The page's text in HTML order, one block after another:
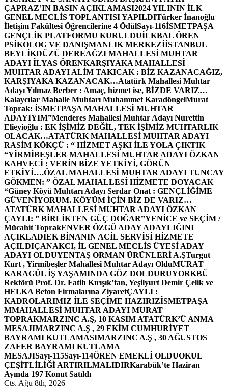
ÇAPRAZ’IN BASIN AÇIKLAMASI2024 YILININ İLK
GENEL MECLİS TOPLANTISI YAPILDITürker İnanoğlu
İletişim Fakültesi Öğrencilerine 4 ÖdülSayı-116İSMETPAŞA
GENÇLİK PLATFORMU KURULDUİLKBAL ÖREN
PSİKOLOG VE DANIŞMANLIK MERKEZİİSTANBUL
BEYLİKDÜZÜ DEREAĞZI MAHALLESİ MUHTAR
ADAYI İLYAS ÖRENKARŞIYAKA MAHALLESİ
MUHTAR ADAYI ALİM TAKICAK : BİZ KAZANACAĞIZ,
KARŞIYAKA KAZANACAK…Atatürk Mahallesi Muhtar
Adayı Yılmaz Berber : Amaç, hizmet ise, BİZDE VARIZ…
Kalaycılar Mahalle Muhtarı Muhammet KaradöngelMurat
Toprak: İSMETPAŞA MAHALLESİ MUHTAR
ADAYIYIM”Menderes Mahallesi Muhtar Adayı Nurettin
Elieyioğlu : EK İŞİMİZ DEĞİL, TEK İŞİMİZ MUHTARLIK
OLACAK…ATATÜRK MAHALLESİ MUHTAR ADAYI
RASİM KÖKÇÜ : “ HİZMET AŞKI İLE YOLA ÇIKTIK
“YİRMİBEŞLER MAHALLESİ MUHTAR ADAYI ÖZKAN
KAHVECİ : VERİN BİZE YETKİYİ, GÖRÜN
ETKİYİ….ÖZAL MAHALLESİ MUHTAR ADAYI TUNCAY
GÖKMEN: ” ÖZAL MAHALLESİ HİZMETE DOYACAK
“Güney Köyü Muhtarı Adayı Serdar Onat : GENÇLİĞİME
GÜVENİYORUM. KÖYÜM İÇİN BİZ DE VARIZ…
ATATÜRK MAHALLESİ MUHTAR ADAYI ÖZKAN
ÇAYLI: ” BİRLİKTEN GÜÇ DOĞAR”YENİCE ve SEÇİM /
Mücahit ToprakENVER ÖZGÜ ADAY ADAYLIĞINI
AÇIKLADIEK BİNANIN ACİL SERVİSİ HİZMETE
AÇILDIÇANAKCI, İL GENEL MECLİS ÜYESİ ADAY
ADAYI OLDUYENTAŞ ORMAN ÜRÜNLERİ A.ŞTurgut
Kurt , Yirmibeşler Mahallesi Muhtar Adayı OlduMURAT
KARAGÜL İŞ YAŞAMINDA GÖZ DOLDURUYORKBÜ
Rektörü Prof. Dr. Fatih Kırışık’tan, Yeşilyurt Demir Çelik ve
HELKA Beton Firmalarına ZiyaretÇAYLI :
KADROLARIMIZ İLE SEÇİME HAZIRIZİSMETPAŞA
MMAHALLESİ MUHTAR ADAYI MURAT
TOPRAKMARZINC A.Ş, 10 KASIM ATATÜRK’Ü ANMA
MESAJIMARZINC A.Ş , 29 EKİM CUMHURİYET
BAYRAMI KUTLAMASIMARZINC A.Ş , 30 AĞUSTOS
ZAFER BAYRAMI KUTLAMA
MESAJISayı-115Sayı-114ÖREN EMEKLİ OLDUOKUL
ÇEŞİTLİLİĞİ ARTIRILMALIDIRKarabük’te Haziran
Ayında 197 Konut Satıldı
Cts. Ağu 8th, 2026